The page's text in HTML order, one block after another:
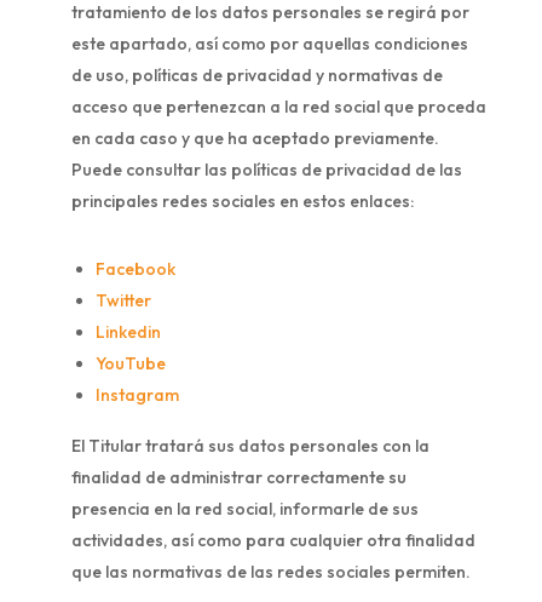
tratamiento de los datos personales se regirá por
este apartado, así como por aquellas condiciones
de uso, políticas de privacidad y normativas de
acceso que pertenezcan a la red social que proceda
en cada caso y que ha aceptado previamente.
Puede consultar las políticas de privacidad de las
principales redes sociales en estos enlaces:
Facebook
Twitter
Linkedin
YouTube
Instagram
El Titular tratará sus datos personales con la
finalidad de administrar correctamente su
presencia en la red social, informarle de sus
actividades, así como para cualquier otra finalidad
que las normativas de las redes sociales permiten.